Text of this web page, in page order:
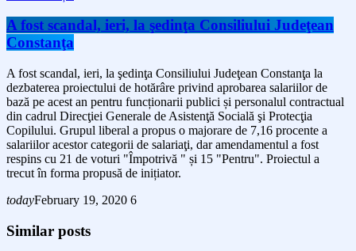
A fost scandal, ieri, la şedinţa Consiliului Judeţean
Constanţa
A fost scandal, ieri, la şedinţa Consiliului Judeţean Constanţa la
dezbaterea proiectului de hotărâre privind aprobarea salariilor de
bază pe acest an pentru funcționarii publici și personalul contractual
din cadrul Direcţiei Generale de Asistenţă Socială şi Protecţia
Copilului. Grupul liberal a propus o majorare de 7,16 procente a
salariilor acestor categorii de salariaţi, dar amendamentul a fost
respins cu 21 de voturi "Împotrivă " și 15 "Pentru". Proiectul a
trecut în forma propusă de inițiator.
todayFebruary 19, 2020 6
Similar posts